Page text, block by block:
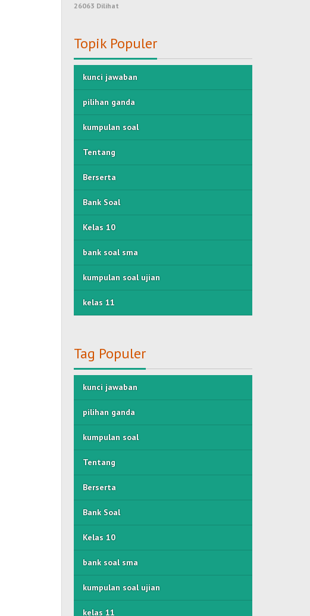
26063 Dilihat
Topik Populer
kunci jawaban
pilihan ganda
kumpulan soal
Tentang
Berserta
Bank Soal
Kelas 10
bank soal sma
kumpulan soal ujian
kelas 11
Tag Populer
kunci jawaban
pilihan ganda
kumpulan soal
Tentang
Berserta
Bank Soal
Kelas 10
bank soal sma
kumpulan soal ujian
kelas 11